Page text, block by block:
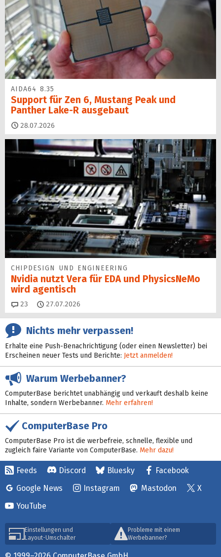
AIDA64 8.35
Support für Zen 6, Mustang Peak und
Panther Lake-R ausgebaut
28.07.2026
CHIPDESIGN UND ENGINEERING
Nvidia nutzt Vera für EDA und PhysicsNeMo
wird agentisch
23 Kommentare
27.07.2026
Nichts mehr verpassen!
Erhalte eine Push-Benachrichtigung (oder einen Newsletter) bei
Erscheinen neuer Tests und Berichte: Jetzt anmelden!
Warum Werbebanner?
ComputerBase berichtet unabhängig und verkauft deshalb keine
Inhalte, sondern Werbebanner. Mehr erfahren!
ComputerBase Pro
ComputerBase Pro ist die werbefreie, schnelle, flexible und
zugleich faire Variante von ComputerBase. Mehr dazu!
Feeds Discord Bluesky
Facebook
Google News
Instagram Mastodon
X
YouTube
Einstellungen und
Layout-Umschalter
Probleme mit einem
Werbebanner?